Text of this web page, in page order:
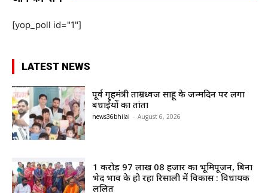
[yop_poll id="1"]
LATEST NEWS
पूर्व गृहमंत्री ताम्रध्वज साहू के जन्मदिन पर लगा
बधाईयों का तांता
news36bhilai - August 6, 2026
1 करोड़ 97 लाख 08 हजार का भूमिपूजन, बिना
भेद भाव के हो रहा रिसाली में विकास : विधायक
ललित